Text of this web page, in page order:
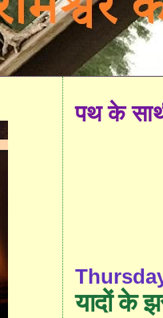
पथ के
यादों के